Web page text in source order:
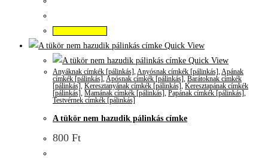
Quick View
Quick View
Anyáknak címkék [pálinkás],Anyósnak címkék [pálinkás],Apának
címkék [pálinkás],Apósnak címkék [pálinkás], Barátoknak címkék
[pálinkás], Keresztanyának címkék [pálinkás], Keresztapának címkék
[pálinkás], Mamának címkék [pálinkás], Papának címkék [pálinkás],
Testvérnek címkék [pálinkás]
A tükör nem hazudik pálinkás címke
800 Ft